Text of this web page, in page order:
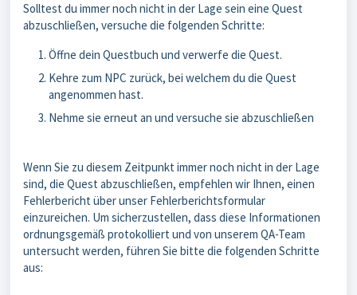
Solltest du immer noch nicht in der Lage sein eine Quest
abzuschließen, versuche die folgenden Schritte:
Öffne dein Questbuch und verwerfe die Quest.
Kehre zum NPC zurück, bei welchem du die Quest
angenommen hast.
Nehme sie erneut an und versuche sie abzuschließen
Wenn Sie zu diesem Zeitpunkt immer noch nicht in der Lage
sind, die Quest abzuschließen, empfehlen wir Ihnen, einen
Fehlerbericht über unser Fehlerberichtsformular
einzureichen. Um sicherzustellen, dass diese Informationen
ordnungsgemäß protokolliert und von unserem QA-Team
untersucht werden, führen Sie bitte die folgenden Schritte
aus: